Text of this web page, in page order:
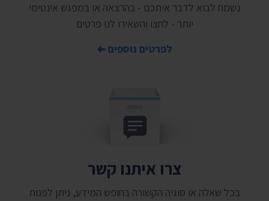
נשמח לבוא לדבר איתכם - בהרצאה או במפגש אינטימי
יותר - לחצו והשאירו לנו פרטים
לפרטים נוספים
צרו איתנו קשר
בכל שאלה או סוגיה הקשורה בחופש המידע, ניתן לפנות